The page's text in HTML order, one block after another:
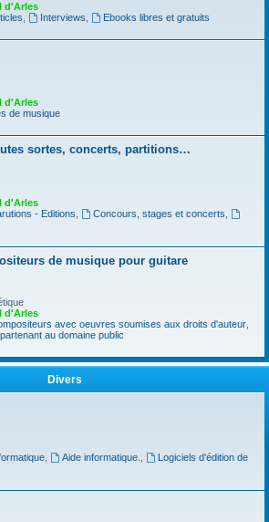
d'Arles
Interviews
Ebooks libres et gratuits
d'Arles
de musique
sortes, concerts, partitions…
d'Arles
- Editions Concours, stages et concerts
de musique pour guitare
d'Arles
avec oeuvres soumises aux droits d'auteur,
au domaine public
Divers
, Aide informatique.
Logiciels d'édition de